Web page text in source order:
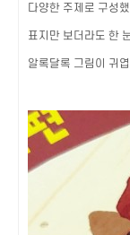
다양한 주제로 구성
표지만 보더라도 한
알록달록 그림이 귀